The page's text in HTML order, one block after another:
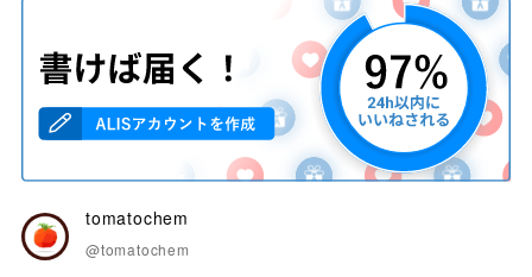
tomatochem
@tomatochem